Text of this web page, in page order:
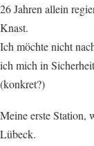
26 Jahren allein
Knast.
Ich möchte nicht
ich mich in
(konkret?)
Meine erste Station,
Lübeck.